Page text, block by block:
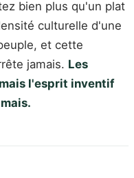
bien plus qu'un plat
culturelle d'une
et cette
jamais. Les
l'esprit inventif